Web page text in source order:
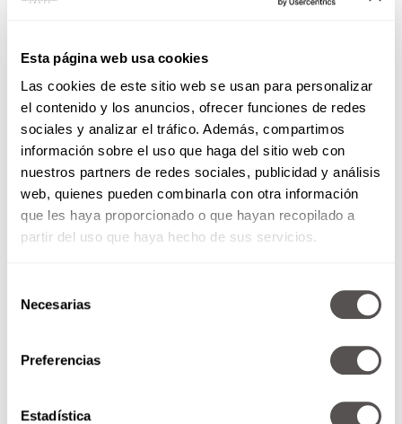
Esta página web usa cookies
Las cookies de este sitio web se usan para personalizar
el contenido y los anuncios, ofrecer funciones de redes
sociales y analizar el tráfico. Además, compartimos
información sobre el uso que haga del sitio web con
nuestros partners de redes sociales, publicidad y análisis
web, quienes pueden combinarla con otra información
que les haya proporcionado o que hayan recopilado a
partir del uso que haya hecho de sus servicios.
Necesarias
Preferencias
Estadística
1. Redefine lo que significa ser
productivo
Descansar no es “hacer menos”, es parte del
2. Agenda tus descansos
aparta
espacios para ti